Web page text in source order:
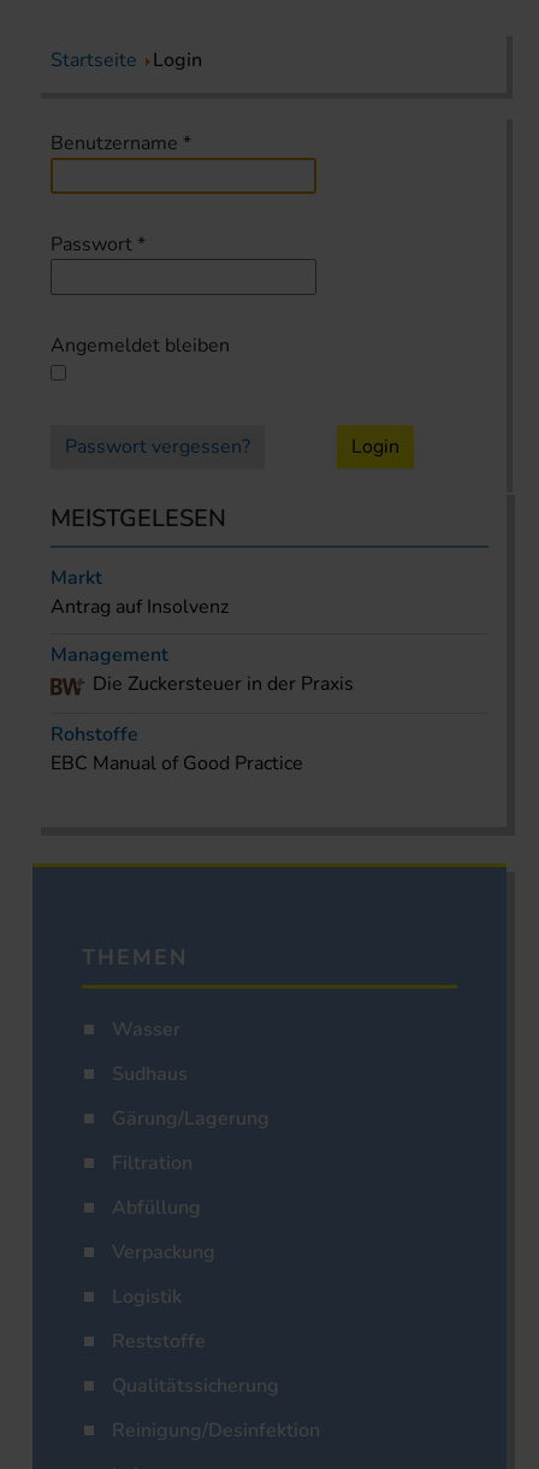
Startseite Login
Benutzername *
Passwort *
Angemeldet bleiben
Passwort vergessen? Login
MEISTGELESEN
Markt
Antrag auf Insolvenz
Management
Die Zuckersteuer in der Praxis
Rohstoffe
EBC Manual of Good Practice
THEMEN
Wasser
Sudhaus
Gärung/Lagerung
Filtration
Abfüllung
Verpackung
Logistik
Reststoffe
Qualitätssicherung
Reinigung/Desinfektion